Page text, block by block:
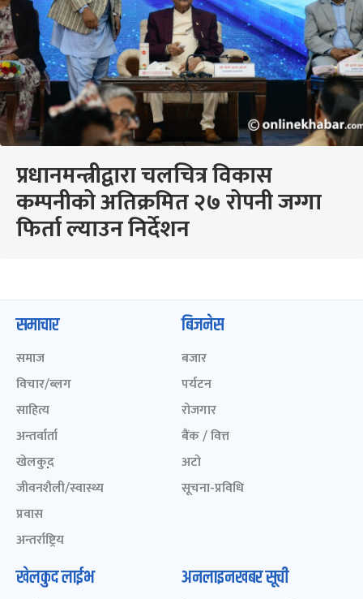
प्रधानमन्त्रीद्वारा चलचित्र विकास
कम्पनीको अतिक्रमित २७ रोपनी जग्गा
फिर्ता ल्याउन निर्देशन
समाचार
समाज
विचार/ब्लग
साहित्य
अन्तर्वार्ता
खेलकुद़़
जीवनशैली/स्वास्थ्य
प्रवास
अन्तर्राष्ट्रिय
बिजनेस
बजार
पर्यटन
रोजगार
बैंक / वित्त
अटो
सूचना-प्रविधि
खेलकुद लाईभ अनलाइनखबर सूची